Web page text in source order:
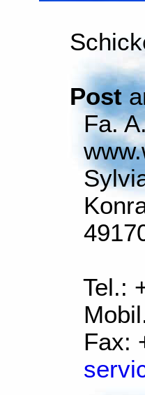
Post
Fa.
Tel.:
Fax: